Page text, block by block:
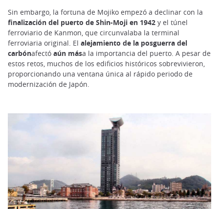
Sin embargo, la fortuna de Mojiko empezó a declinar con la
finalización del puerto de Shin-Moji en 1942 y el túnel
ferroviario de Kanmon, que circunvalaba la terminal
ferroviaria original. El alejamiento de la posguerra del
carbónafectó aún mása la importancia del puerto. A pesar de
estos retos, muchos de los edificios históricos sobrevivieron,
proporcionando una ventana única al rápido periodo de
modernización de Japón.